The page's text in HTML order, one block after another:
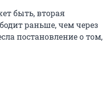
быть, вторая
раньше, чем через
постановление о том,